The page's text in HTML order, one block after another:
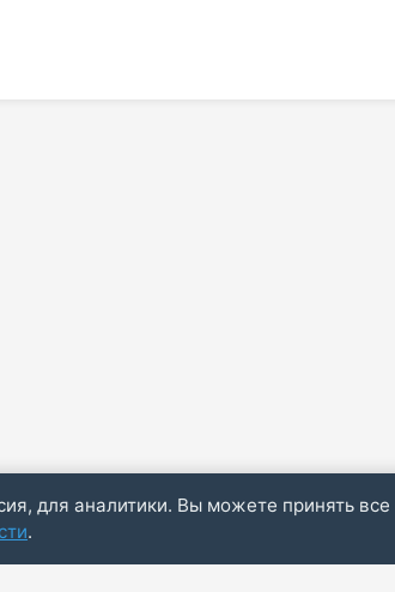
для аналитики. Вы можете принять
.